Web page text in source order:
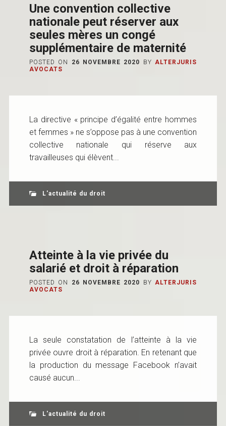
Une convention collective
nationale peut réserver aux
seules mères un congé
supplémentaire de maternité
POSTED ON 26 NOVEMBRE 2020 BY ALTERJURIS
AVOCATS
La directive « principe d’égalité entre hommes
et femmes » ne s’oppose pas à une convention
collective nationale qui réserve aux
travailleuses qui élèvent...
L'actualité du droit
Atteinte à la vie privée du
salarié et droit à réparation
POSTED ON 26 NOVEMBRE 2020 BY ALTERJURIS
AVOCATS
La seule constatation de l’atteinte à la vie
privée ouvre droit à réparation. En retenant que
la production du message Facebook n’avait
causé aucun...
L'actualité du droit